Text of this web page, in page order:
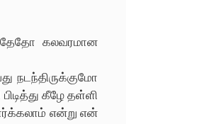
கலவரமான
நடந்திருக்குமோ
கீழே தள்ளி
என்று என்